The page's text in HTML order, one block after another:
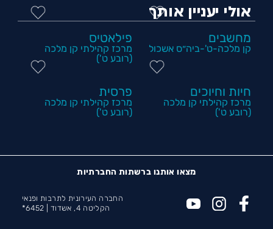
אולי יעניין אותך
מחשבים
קן מלכה-ט'-ביה״ס אשכול
פילאטיס
מרכז קהילתי קן מלכה
(רובע ט')
חיות וחיוכים
מרכז קהילתי קן מלכה
(רובע ט')
פרסית
מרכז קהילתי קן מלכה
(רובע ט')
מצאו אותנו ברשתות החברתיות
החברה העירונית לתרבות ופנאי
הקליטה 4, אשדוד |
6452*